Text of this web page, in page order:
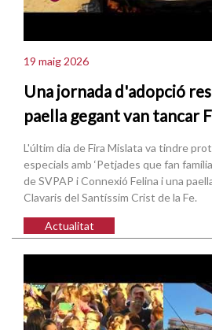
19 maig 2026
Una jornada d'adopció
paella gegant van tancar
L'últim dia de Fira Mislata va tindre
especials amb ‘Petjades que fan
de SVPAP i Connexió Felina i una
Clavaris del Santíssim Crist de la Fe.
Actualitat